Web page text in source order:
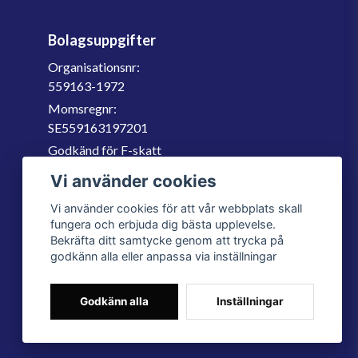
Bolagsuppgifter
Organisationsnr:
559163-1972
Momsregnr:
SE559163197201
Godkänd för F-skatt
060-566 800
Vi använder cookies
Vi använder cookies för att vår webbplats skall
fungera och erbjuda dig bästa upplevelse.
Bekräfta ditt samtycke genom att trycka på
godkänn alla eller anpassa via inställningar
Godkänn alla Inställningar